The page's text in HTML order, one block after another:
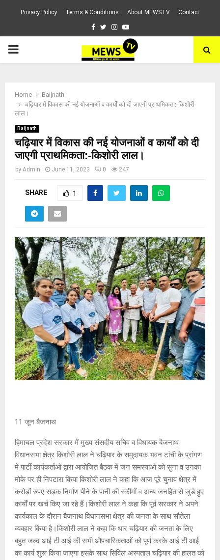
Privacy Policy Terms & Conditions About MEWSTV Contact
Facebook
TwitterInstagram
Youtube
PRIMARY
Home
Baijnath
चढ़ियार में विकास की नई योजनाओं व कार्यों को दी जाएगी प्राथमिकता:-किशोरी
लाल।
Baijnath
चढ़ियार में विकास की नई योजनाओं व कार्यों को दी
जाएगी प्राथमिकता:-किशोरी लाल।
by Admin June 11, 2023 0 247
SHARE 1
11 जून बैजनाथ
हिमाचल प्रदेश सरकार में मुख्य संसदीय सचिव व विधायक बैजनाथ
विधानसभा क्षेत्र किशोरी लाल ने चढ़ियार के समुदायक भवन टांची के प्रांगण
में पार्टी कार्यकर्ताओं द्वारा आयोजित बैठक में जन समस्याओं को सुना व उनका
मोके पर ही निपटारा किया किशोरी लाल ने कहा कि आज पूरे चुनाव क्षेत्र में
करोड़ों रुपए सड़क निर्माण पीने के पानी की स्कीमों व अन्य जनहित से जुडे हुए
कार्यों पर खर्च किए जा रहे हैं।किशोरी लाल ने कहा कि पूर्व सरकार ने अपने
कार्यकाल के दौरान बैजनाथ विधानसभा क्षेत्र की जनता के साथ सौतेला
व्यवहार किया है।किशोरी लाल ने कहा कि धार चढ़ियार की जनता के लिए
बहुत जल्द आई टी आई की सभी औपचारिकताओं को पूर्ण करके आई टी आई
का कार्य शुरू किया जाएगा इसके साथ सिविल अस्पताल चढ़ियार की हालत को